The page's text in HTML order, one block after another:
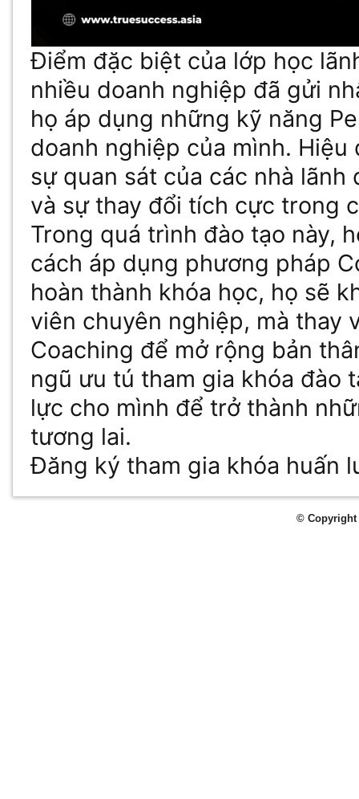
Điểm đặc biệt của lớp học
nhiều doanh nghiệp đã gửi
họ áp dụng những kỹ năng
doanh nghiệp của mình.
sự quan sát của các nhà
và sự thay đổi tích cực trong
Trong quá trình đào tạo này,
cách áp dụng phương pháp
hoàn thành khóa học, họ sẽ
viên chuyên nghiệp, mà thay
Coaching để mở rộng bản
ngũ ưu tú tham gia khóa đào
lực cho mình để trở thành
tương lai.
Đăng ký tham gia khóa huấn
© Copyright